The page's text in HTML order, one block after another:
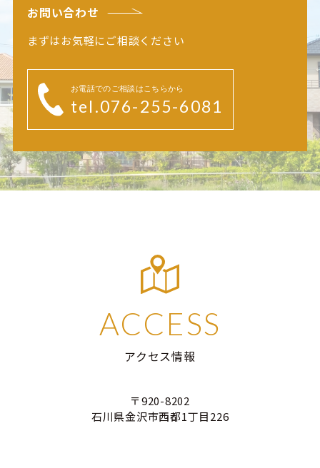
お問い合わせ
まずはお気軽にご相談ください
お電話でのご相談はこちらから
tel.076-255-6081
ACCESS
アクセス情報
〒920-8202
石川県金沢市西都1丁目226